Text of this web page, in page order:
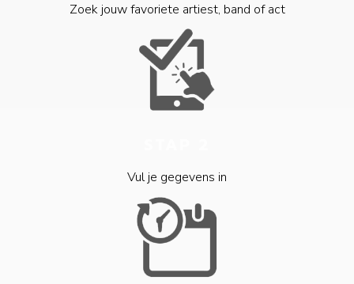
Zoek jouw favoriete artiest, band of act
Vul je gegevens in